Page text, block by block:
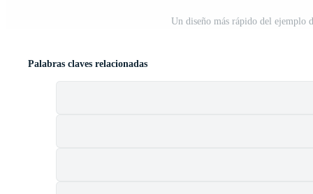
Un diseño más rápido del ejemplo
Palabras claves relacionadas